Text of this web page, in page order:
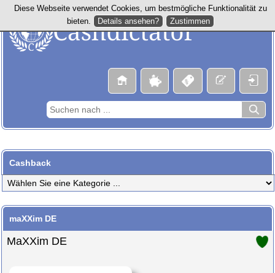
Cashback
maXXim DE
MaXXim DE
Diese Webseite verwendet Cookies, um bestmögliche Funktionalität zu
bieten.
Details ansehen? Zustimmen